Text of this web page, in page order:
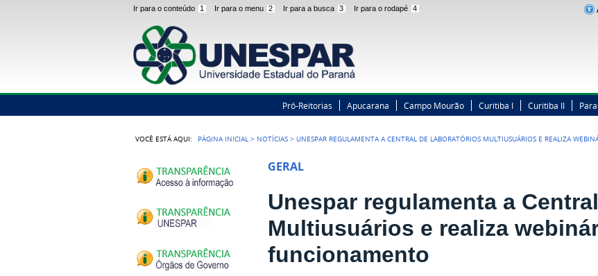
Ir para o conteúdo 1 Ir para o menu 2 Ir para a busca 3 Ir para o rodapé 4
Pró-Reitorias Apucarana Campo Mourão Curitiba I Curitiba II
VOCÊ ESTÁ AQUI: PÁGINA INICIAL > NOTÍCIAS > UNESPAR REGULAMENTA A CENTRAL DE LABORATÓRIOS MULTIUSUÁRIOS E REALIZA
GERAL
Unespar regulamenta a
Multiusuários e realiza
funcionamento